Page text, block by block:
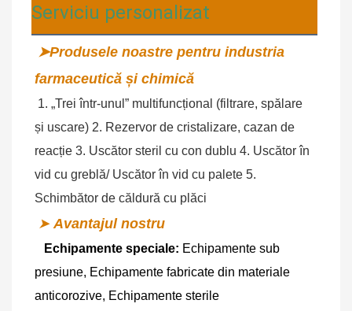
Serviciu personalizat
➤Produsele noastre pentru industria
farmaceutică și chimică
1. „Trei într-unul” multifuncțional (filtrare, spălare
și uscare) 2. Rezervor de cristalizare, cazan de
reacție 3. Uscător steril cu con dublu 4. Uscător în
vid cu greblă/ Uscător în vid cu palete 5.
Schimbător de căldură cu plăci
➤ Avantajul nostru
Echipamente speciale: Echipamente sub
presiune, Echipamente fabricate din materiale
anticorozive, Echipamente sterile